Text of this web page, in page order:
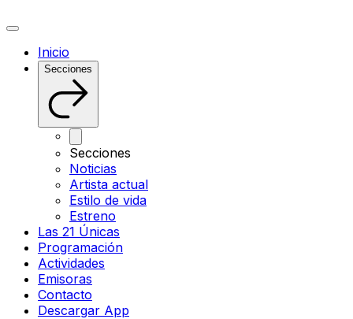
Inicio
Secciones
Secciones
Noticias
Artista actual
Estilo de vida
Estreno
Las 21 Únicas
Programación
Actividades
Emisoras
Contacto
Descargar App